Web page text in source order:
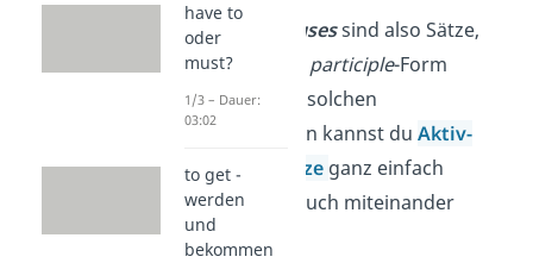
Participle clausessind also Sätze,
die ein Verb in participle-Form
enthalten. Mit solchen
Konstruktionen kannst du Aktiv-
und Passivsätze ganz einfach
kürzen, aber auch miteinander
verbinden.
have to
oder
must?
1/3 – Dauer:
03:02
to get -
werden
und
bekommen